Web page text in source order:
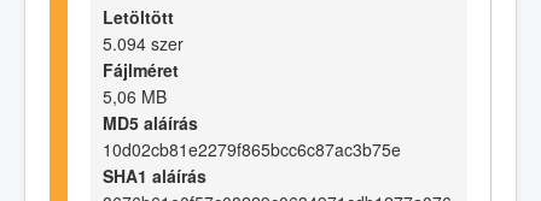
Letöltött
5.094 szer
Fájlméret
5,06 MB
MD5 aláírás
10d02cb81e2279f865bcc6c87ac3b75e
SHA1 aláírás